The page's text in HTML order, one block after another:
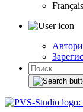
Français